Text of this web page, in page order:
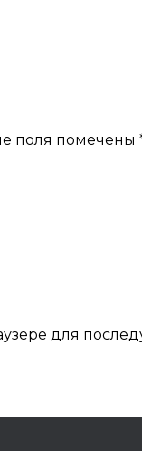
поля помечены
для